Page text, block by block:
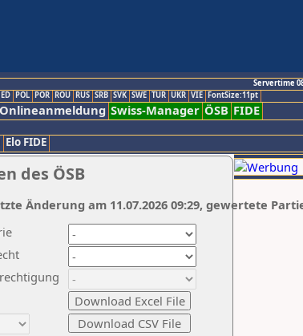
Servertime
POL POR ROU RUS SRB SVK SWE TUR UKR VIE FontSize:11pt
Onlineanmeldung Swiss-Manager ÖSB FIDE
Elo FIDE
des ÖSB
Änderung am 11.07.2026 09:29, gewertete